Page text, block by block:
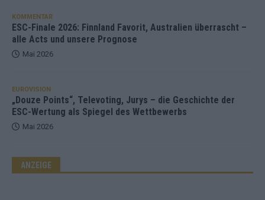
KOMMENTAR
ESC-Finale 2026: Finnland Favorit, Australien überrascht –
alle Acts und unsere Prognose
Mai 2026
EUROVISION
„Douze Points“, Televoting, Jurys – die Geschichte der
ESC-Wertung als Spiegel des Wettbewerbs
Mai 2026
ANZEIGE